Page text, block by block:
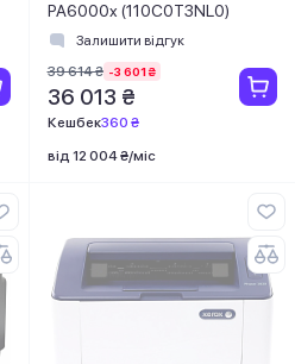
PA6000x (110C0T3NL0)
Залишити відгук
39 614 ₴ -3 601 ₴
36 013 ₴
Кешбек360 ₴
від 12 004 ₴/міс